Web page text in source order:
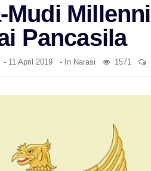
Mudi
Pancasila
- 11 April 2019 - In Narasi 1571